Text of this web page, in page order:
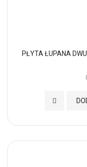
PŁYTA ŁUPANA
Dodaj do